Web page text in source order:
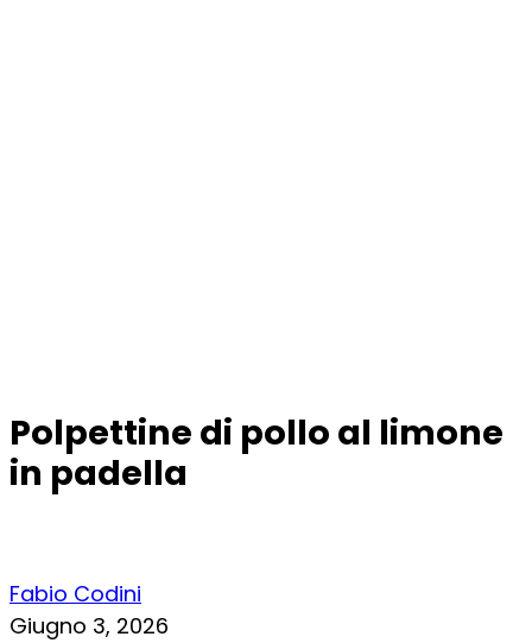
Polpettine di pollo al limone
in padella
Fabio Codini
Giugno 3, 2026